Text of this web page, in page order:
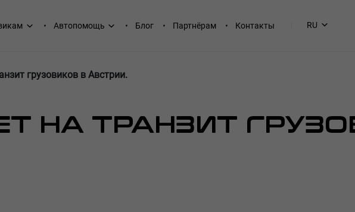
Автопомощь Блог Партнёрам Контакты RU
грузовиков в Австрии.
НА ТРАНЗИТ